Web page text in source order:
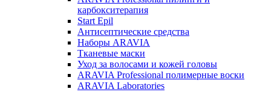
карбокситерапия
Start Epil
Антисептические средства
Наборы ARAVIA
Тканевые маски
Уход за волосами и кожей головы
ARAVIA Professional полимерные воски
ARAVIA Laboratories